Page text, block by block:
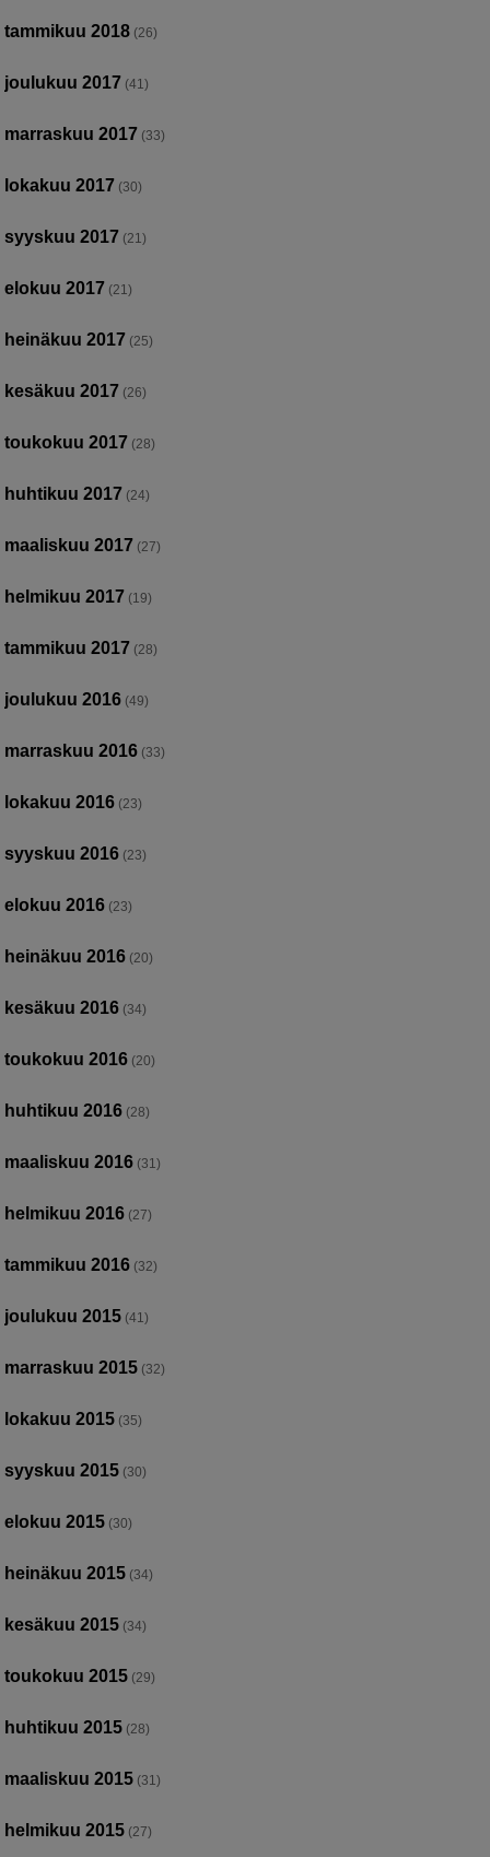
tammikuu 2018 (26)
joulukuu 2017 (41)
marraskuu 2017 (33)
lokakuu 2017 (30)
syyskuu 2017 (21)
elokuu 2017 (21)
heinäkuu 2017 (25)
kesäkuu 2017 (26)
toukokuu 2017 (28)
huhtikuu 2017 (24)
maaliskuu 2017 (27)
helmikuu 2017 (19)
tammikuu 2017 (28)
joulukuu 2016 (49)
marraskuu 2016 (33)
lokakuu 2016 (23)
syyskuu 2016 (23)
elokuu 2016 (23)
heinäkuu 2016 (20)
kesäkuu 2016 (34)
toukokuu 2016 (20)
huhtikuu 2016 (28)
maaliskuu 2016 (31)
helmikuu 2016 (27)
tammikuu 2016 (32)
joulukuu 2015 (41)
marraskuu 2015 (32)
lokakuu 2015 (35)
syyskuu 2015 (30)
elokuu 2015 (30)
heinäkuu 2015 (34)
kesäkuu 2015 (34)
toukokuu 2015 (29)
huhtikuu 2015 (28)
maaliskuu 2015 (31)
helmikuu 2015 (27)